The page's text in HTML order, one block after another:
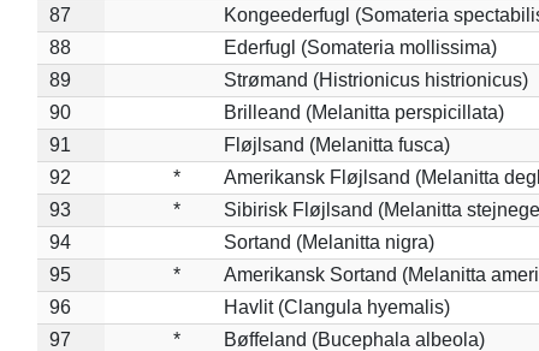
87
Kongeederfugl (Somateria
88
Ederfugl (Somateria mollissima)
89
Strømand (Histrionicus histrionicus)
90
Brilleand (Melanitta perspicillata)
91
Fløjlsand (Melanitta fusca)
92
*
Amerikansk Fløjlsand (Melanitta
93
*
Sibirisk Fløjlsand (Melanitta
94
Sortand (Melanitta nigra)
95
*
Amerikansk Sortand (Melanitta
96
Havlit (Clangula hyemalis)
97
*
Bøffeland (Bucephala albeola)